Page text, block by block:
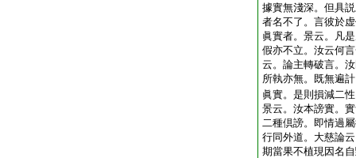
據實無淺深。但具
者名不了。言彼於
眞實者。景云。凡
假亦不立。汝云何
云。論主轉破言。
所執亦無。既無遍
眞實。是則損減二
景云。汝本謗實。
二種倶謗。即情過
行同外道。大慈論
期當果不植現因名